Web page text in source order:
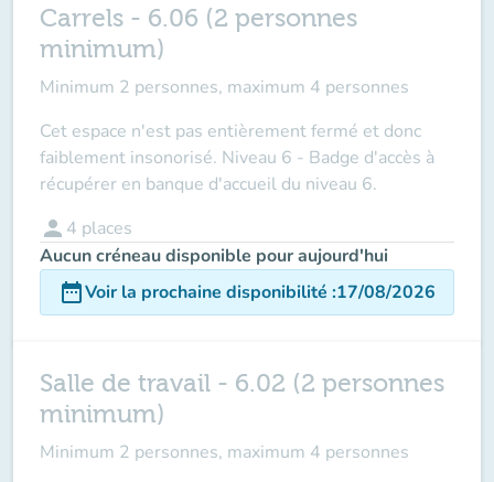
Carrels - 6.06 (2 personnes
minimum)
Minimum 2 personnes, maximum 4 personnes
Cet espace n'est pas entièrement fermé et donc
faiblement insonorisé. Niveau 6 - Badge d'accès à
récupérer en banque d'accueil du niveau 6.
person 4 places
Aucun créneau disponible pour aujourd'hui
date_rangeVoir la prochaine disponibilité :17/08/2026
Salle de travail - 6.02 (2 personnes
minimum)
Minimum 2 personnes, maximum 4 personnes